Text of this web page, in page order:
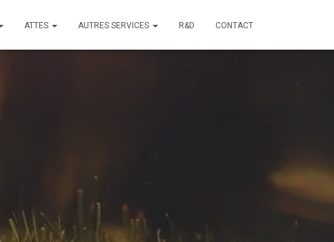
ATTES AUTRES SERVICES R&D CONTACT